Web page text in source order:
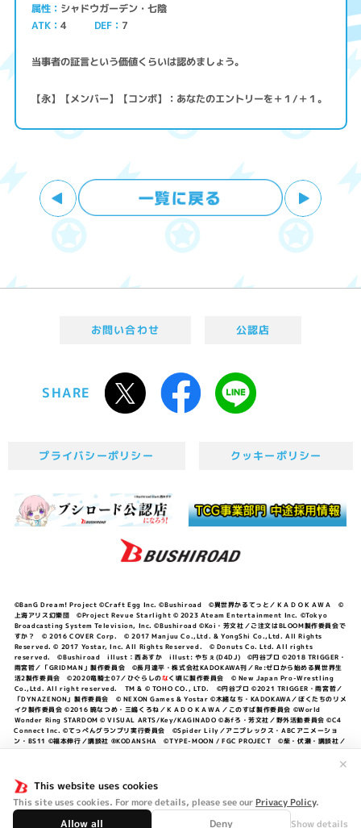
This website uses cookies
This site uses cookies. For more details, please see our Privacy Policy.
Allow all Deny Show details
✕
属性 シャドウガーデン・七陰
ATK 4 DEF 7
当事者の証言という価値くらいは認めましょう。
【永】【メンバー】【コンボ】：あなたのエントリーを＋１/＋１。
お問い合わせ 公認店
SHARE
プライバシーポリシー クッキーポリシー
©BanG Dream! Project ©Craft Egg Inc. ©Bushiroad ©異世界かるてっと／ＫＡＤＯＫＡＷＡ ©
上海アリス幻樂団 ©Project Revue Starlight © 2023 Ateam Entertainment Inc. ©Tokyo
Broadcasting System Television, Inc. ©Bushiroad ©Koi・芳文社／ご注文はBLOOM製作委員会で
すか？ © 2016 COVER Corp. © 2017 Manjuu Co.,Ltd. & YongShi Co.,Ltd. All Rights
Reserved. © 2017 Yostar, Inc. All Rights Reserved. © Donuts Co. Ltd. All rights
reserved. ©Bushiroad illust：西あすか illust: やちぇ(D4DJ) ©円谷プロ ©2018 TRIGGER・
雨宮哲／「GRIDMAN」製作委員会 ©長月達平・株式会社KADOKAWA刊／Re:ゼロから始める異世界生
活2製作委員会 ©2020竜騎士07／ひぐらしのなく頃に製作委員会 © New Japan Pro-Wrestling
Co.,Ltd. All right reserved. TM & © TOHO CO., LTD. ©円谷プロ ©2021 TRIGGER・雨宮哲／
「DYNAZENON」製作委員会 © NEXON Games & Yostar ©木緒なち・KADOKAWA／ぼくたちのリメ
イク製作委員会 ©2016 暁なつめ・三嶋くろね／ＫＡＤＯＫＡＷＡ／このすば製作委員会 ©World
Wonder Ring STARDOM © VISUAL ARTS/Key/KAGINADO ©あfろ・芳文社／野外活動委員会 ©C4
Connect Inc. ©てっぺんグランプリ実行委員会 ©Spider Lily／アニプレックス・ABCアニメーショ
ン・BS11 ©福本伸行／講談社 ®KODANSHA ©TYPE-MOON / FGC PROJECT ©柴・伏瀬・講談社／
©中村力斗・野澤ゆき子／集英社・君のことが大大大大大好きな製作委員会 ©IIS-P／ぽんのみち製作委
員会 ©円谷プロ ©2023 TRIGGER・雨宮哲／「劇場版グリッドマンユニバース」製作委員会 © NEXON
Games／アビドス商店街 ©プロジェクトラブライブ！蓮ノ空女学院スクールアイドルクラブ ©「勇気爆
発バーンブレイバーン」製作委員会